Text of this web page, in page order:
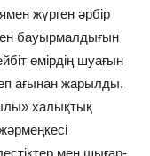
жүрген әрбір
бауырмалдығын
өмірдің шуағын
ағынан жарылды.
халықтық
мен шығар­